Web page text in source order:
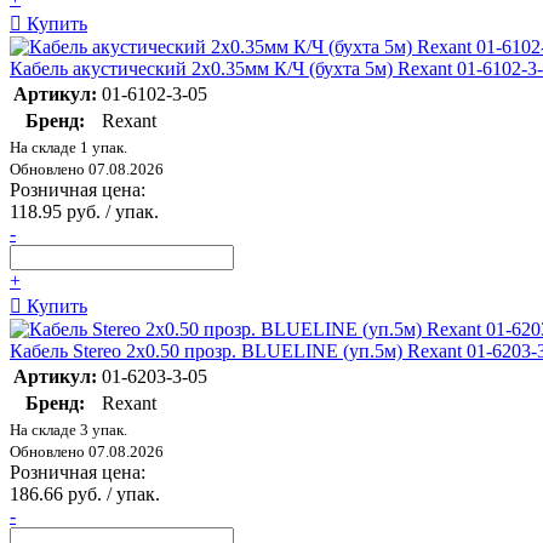
Купить
Кабель акустический 2х0.35мм К/Ч (бухта 5м) Rexant 01-6102-
Артикул: 01-6102-3-05
Бренд:
Rexant
На складе 1 упак.
Обновлено 07.08.2026
Розничная цена:
118.95 руб. / упак.
-
+
Купить
Кабель Stereo 2х0.50 прозр. BLUELINE (уп.5м) Rexant 01-6203-
Артикул: 01-6203-3-05
Бренд:
Rexant
На складе 3 упак.
Обновлено 07.08.2026
Розничная цена:
186.66 руб. / упак.
-